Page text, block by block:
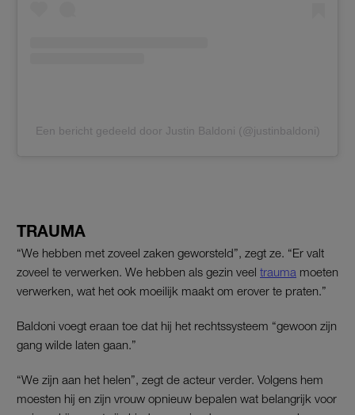
Een bericht gedeeld door Justin Baldoni (@justinbaldoni)
TRAUMA
“We hebben met zoveel zaken geworsteld”, zegt ze. “Er valt
zoveel te verwerken. We hebben als gezin veel trauma moeten
verwerken, wat het ook moeilijk maakt om erover te praten.”
Baldoni voegt eraan toe dat hij het rechtssysteem “gewoon zijn
gang wilde laten gaan.”
“We zijn aan het helen”, zegt de acteur verder. Volgens hem
moesten hij en zijn vrouw opnieuw bepalen wat belangrijk voor